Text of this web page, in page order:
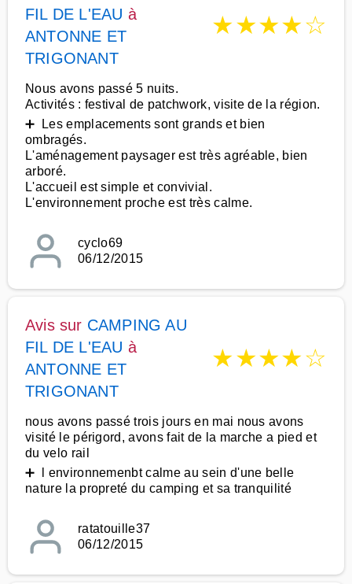
FIL DE L'EAU à
ANTONNE ET
TRIGONANT
★★★★☆
Nous avons passé 5 nuits.
Activités : festival de patchwork, visite de la région.
➕ Les emplacements sont grands et bien
ombragés.
L'aménagement paysager est très agréable, bien
arboré.
L'accueil est simple et convivial.
L'environnement proche est très calme.
cyclo69
06/12/2015
Avis sur CAMPING AU
FIL DE L'EAU à
ANTONNE ET
TRIGONANT
★★★★☆
nous avons passé trois jours en mai nous avons
visité le périgord, avons fait de la marche a pied et
du velo rail
➕ l environnemenbt calme au sein d'une belle
nature la propreté du camping et sa tranquilité
ratatouille37
06/12/2015